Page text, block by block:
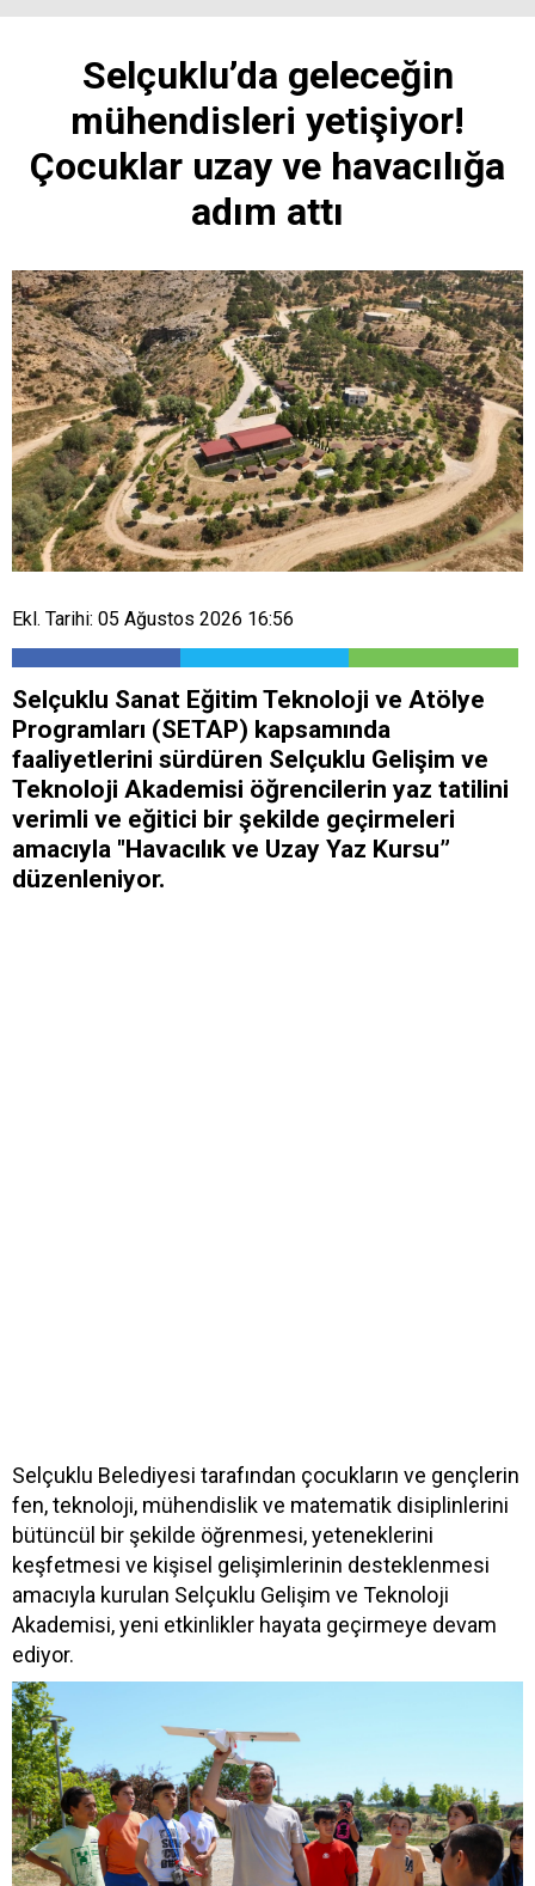
Selçuklu’da geleceğin
mühendisleri yetişiyor!
Çocuklar uzay ve havacılığa
adım attı
Ekl. Tarihi: 05 Ağustos 2026 16:56
Selçuklu Sanat Eğitim Teknoloji ve Atölye
Programları (SETAP) kapsamında
faaliyetlerini sürdüren Selçuklu Gelişim ve
Teknoloji Akademisi öğrencilerin yaz tatilini
verimli ve eğitici bir şekilde geçirmeleri
amacıyla "Havacılık ve Uzay Yaz Kursu”
düzenleniyor.
Selçuklu Belediyesi tarafından çocukların ve gençlerin
fen, teknoloji, mühendislik ve matematik disiplinlerini
bütüncül bir şekilde öğrenmesi, yeteneklerini
keşfetmesi ve kişisel gelişimlerinin desteklenmesi
amacıyla kurulan Selçuklu Gelişim ve Teknoloji
Akademisi, yeni etkinlikler hayata geçirmeye devam
ediyor.